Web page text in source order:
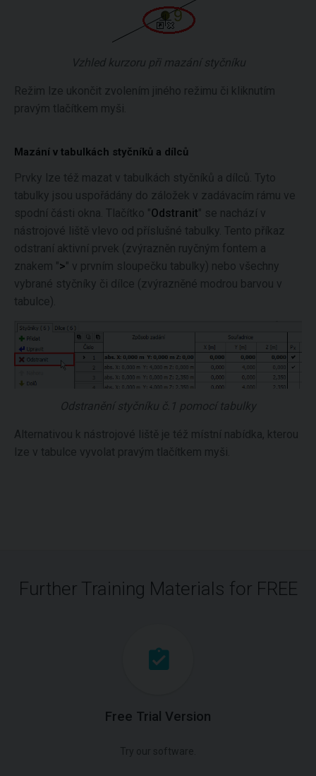
Vzhled kurzoru při mazání styčníku
Režim lze ukončit zvolením jiného režimu či kliknutím
pravým tlačítkem myši.
Mazání v tabulkách styčníků a dílců
Prvky lze též mazat v tabulkách styčníků a dílců. Tyto
tabulky jsou uspořádány do záložek v zadávacím rámu ve
spodní části okna. Tlačítko "Odstranit" se nachází v
nástrojové liště vlevo od příslušné tabulky. Tento příkaz
odstraní aktivní prvek (zvýrazněn ruyčným fontem a
znakem ">" v prvním sloupečku tabulky) nebo všechny
vybrané styčníky či dílce (zvýrazněné modrou barvou v
tabulce).
Odstranění styčníku č.1 pomocí tabulky
Alternativou k nástrojové liště je též místní nabídka, kterou
lze v tabulce vyvolat pravým tlačítkem myši.
Further Training Materials for FREE
Free Trial Version